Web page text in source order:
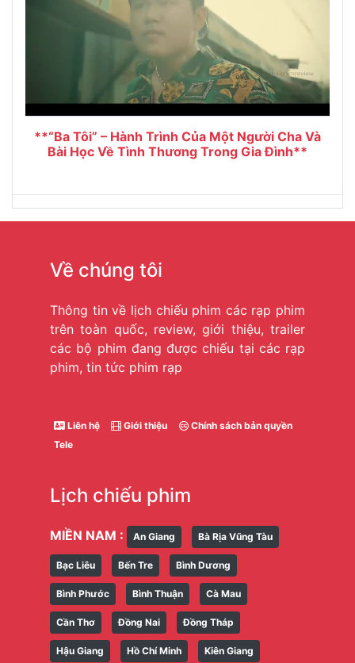
**“Ba Tôi” – Hành Trình Của Một Người Cha Và
Bài Học Về Tình Thương Trong Gia Đình**
Về chúng tôi
Thông tin về lịch chiếu phim các rạp phim
trên toàn quốc, review, giới thiệu, trailer
các bộ phim đang được chiếu tại các rạp
phim, tin tức phim rạp
Liên hệ Giới thiệu
Chính sách bản quyền
Tele
Lịch chiếu phim
MIỀN NAM : An Giang Bà Rịa Vũng Tàu
Bạc Liêu Bến Tre Bình Dương
Bình Phước Bình Thuận Cà Mau
Cần Thơ Đồng Nai Đồng Tháp
Hậu Giang Hồ Chí Minh Kiên Giang